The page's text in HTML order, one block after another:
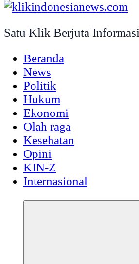
Satu Klik Berjuta Informasi
Beranda
News
Politik
Hukum
Ekonomi
Olah raga
Kesehatan
Opini
KIN-Z
Internasional